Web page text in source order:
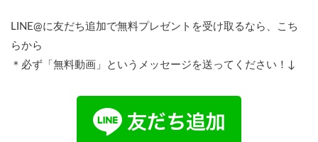
LINE@に友だち追加で無料プレゼントを受け取るなら、こち
らから
＊必ず「無料動画」というメッセージを送ってください！↓